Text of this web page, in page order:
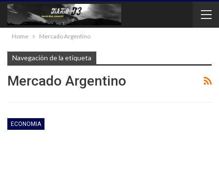
Home Mercado Argentino
Navegación de la etiqueta
Mercado Argentino
ECONOMIA